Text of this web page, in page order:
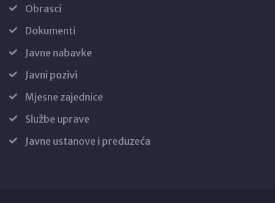
Obrasci
Dokumenti
Javne nabavke
Javni pozivi
Mjesne zajednice
Službe uprave
Javne ustanove i preduzeća